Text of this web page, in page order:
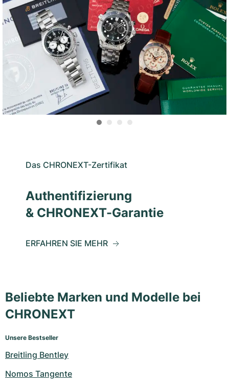
Das CHRONEXT-Zertifikat
Authentifizierung
& CHRONEXT-Garantie
ERFAHREN SIE MEHR
Beliebte Marken und Modelle bei
CHRONEXT
Unsere Bestseller
Breitling Bentley
Nomos Tangente